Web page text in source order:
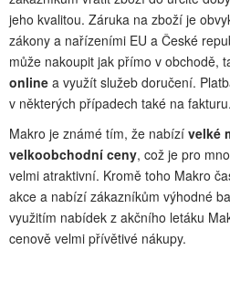
jeho kvalitou. Záruka na zboží je
zákony a nařízeními EU a České
může nakoupit jak přímo v obchodě,
online a využít služeb doručení.
v některých případech také na fakturu.
Makro je známé tím, že nabízí velké
velkoobchodní ceny, což je pro
velmi atraktivní. Kromě toho Makro
akce a nabízí zákazníkům výhodné
využitím nabídek z akčního letáku
cenově velmi přívětivé nákupy.